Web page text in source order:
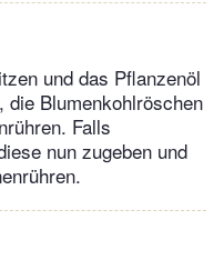
und das Pflanzenöl
Blumenkohlröschen
Falls
nun zugeben und